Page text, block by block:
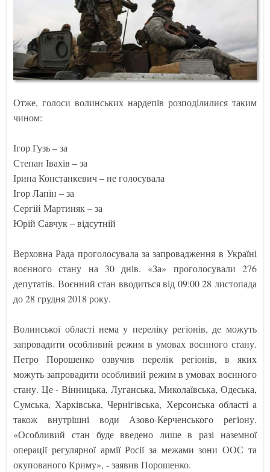
Отже, голоси волинських нардепів розподілилися таким
чином:
Ігор Гузь – за
Степан Івахів – за
Ірина Констанкевич – не голосувала
Ігор Лапін – за
Сергій Мартиняк – за
Юрій Савчук – відсутній
Верховна Рада проголосувала за запровадження в Україні
воєнного стану на 30 днів. «За» проголосували 276
депутатів. Воєнний стан вводиться від 09:00 28 листопада
до 28 грудня 2018 року.
Волинської області нема у переліку регіонів, де можуть
запровадити особливий режим в умовах воєнного стану.
Петро Порошенко озвучив перелік регіонів, в яких
можуть запровадити особливий режим в умовах воєнного
стану. Це - Вінницька, Луганська, Миколаївська, Одеська,
Сумська, Харківська, Чернігівська, Херсонська області а
також внутрішні води Азово-Керченського регіону.
«Особливий стан буде введено лише в разі наземної
операції регулярної армії Росії за межами зони ООС та
окупованого Криму», - заявив Порошенко.